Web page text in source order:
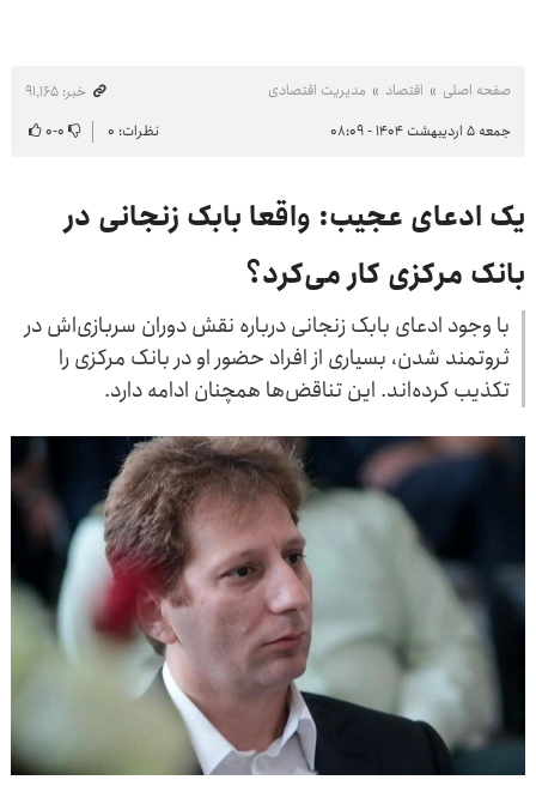
صفحه اصلی اقتصاد مدیریت اقتصادی
خبر: ۹۱٬۱۶۵
جمعه ۵ اردیبهشت ۱۴۰۴ - ۰۸:۰۹
نظرات: ۰ ۰-۰
یک ادعای عجیب: واقعا بابک زنجانی در
بانک مرکزی کار می‌کرد؟
با وجود ادعای بابک زنجانی درباره نقش دوران سربازی‌اش در
ثروتمند شدن، بسیاری از افراد حضور او در بانک مرکزی را
تکذیب کرده‌اند. این تناقض‌ها همچنان ادامه دارد.